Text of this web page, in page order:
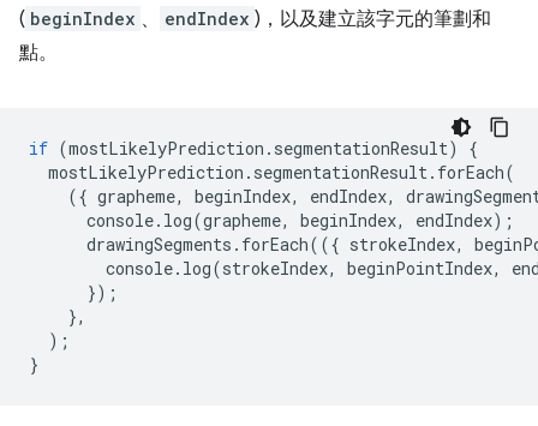
( beginIndex 、 endIndex )，以及建立該字元的筆劃和
點。
if (mostLikelyPrediction . segmentationResult)
{
mostLikelyPrediction . segmentationResult. forEach(
({ grapheme, beginIndex, endIndex,
console. log(grapheme, beginIndex, endIndex);
drawingSegments . forEach(({ strokeIndex,
console. log(strokeIndex, beginPointIndex,
});
},
);
}